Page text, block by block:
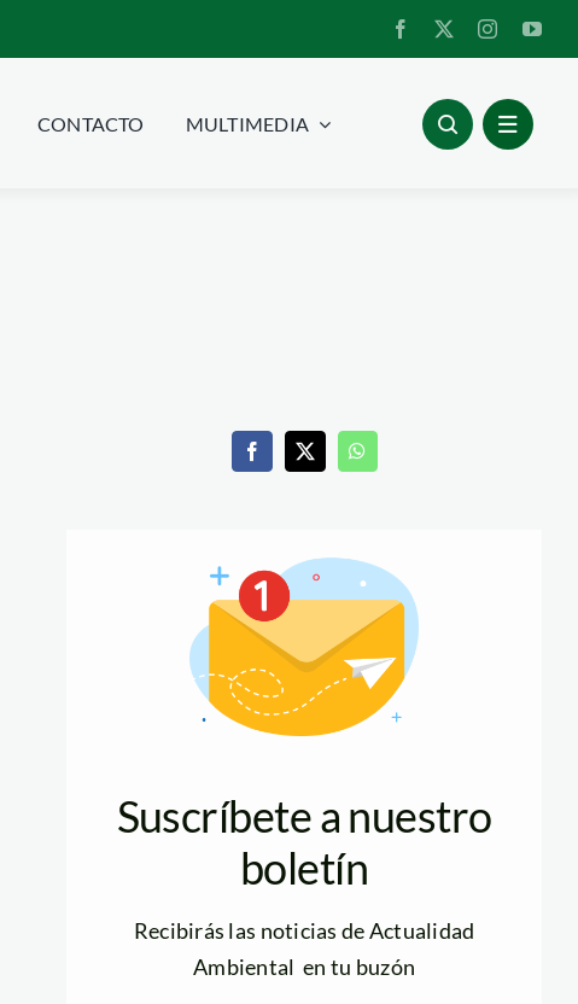
CONTACTO MULTIMEDIA
Suscríbete a nuestro
boletín
Recibirás las noticias de Actualidad
Ambiental en tu buzón